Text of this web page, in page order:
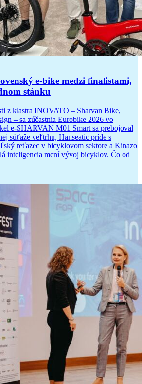
e-bike medzi finalistami,
stánku
z klastra INOVATO – Sharvan Bike,
– sa zúčastnia Eurobike 2026 vo
e-SHARVAN M01 Smart sa prebojoval
súťaže veľtrhu, Hanseatic príde s
reťazec v bicyklovom sektore a Kinazo
inteligencia mení vývoj bicyklov. Čo od